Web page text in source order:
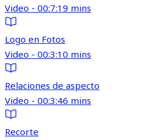
Video - 00:7:19 mins
Logo en Fotos
Video - 00:3:10 mins
Relaciones de aspecto
Video - 00:3:46 mins
Recorte